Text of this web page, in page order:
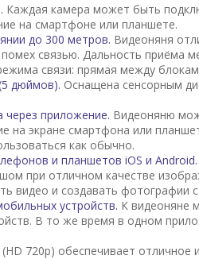
Каждая камера может быть
на смартфоне или планшете.
до 300 метров. Видеоняня
связью. Дальность приёма
связи: прямая между
дюймов). Оснащена сенсорным
приложение. Видеоняню
на экране смартфона или
как обычно.
и планшетов iOS и Android.
при отличном качестве
видео и создавать
устройств. К видеоняне
В то же время в одном
720p) обеспечивает отличное